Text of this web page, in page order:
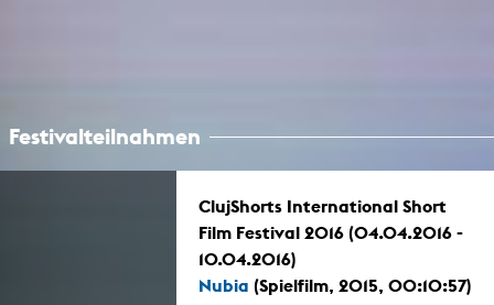
Festivalteilnahmen
ClujShorts International Short
Film Festival 2016 (04.04.2016 -
10.04.2016)
Nubia (Spielfilm, 2015, 00:10:57)